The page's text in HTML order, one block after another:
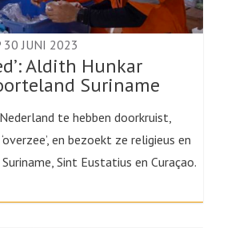
30 JUNI 2023
Aldith Hunkar
Suriname
te hebben doorkruist,
en bezoekt ze religieus en
Sint Eustatius en Curaçao.